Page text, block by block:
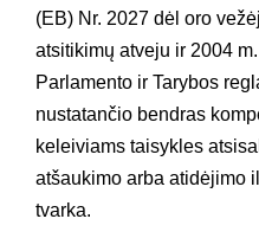
(EB) Nr. 2027 dėl oro
atsitikimų atveju ir 2004
Parlamento ir Tarybos
nustatančio bendras
keleiviams taisykles
atšaukimo arba atidėjimo
tvarka.